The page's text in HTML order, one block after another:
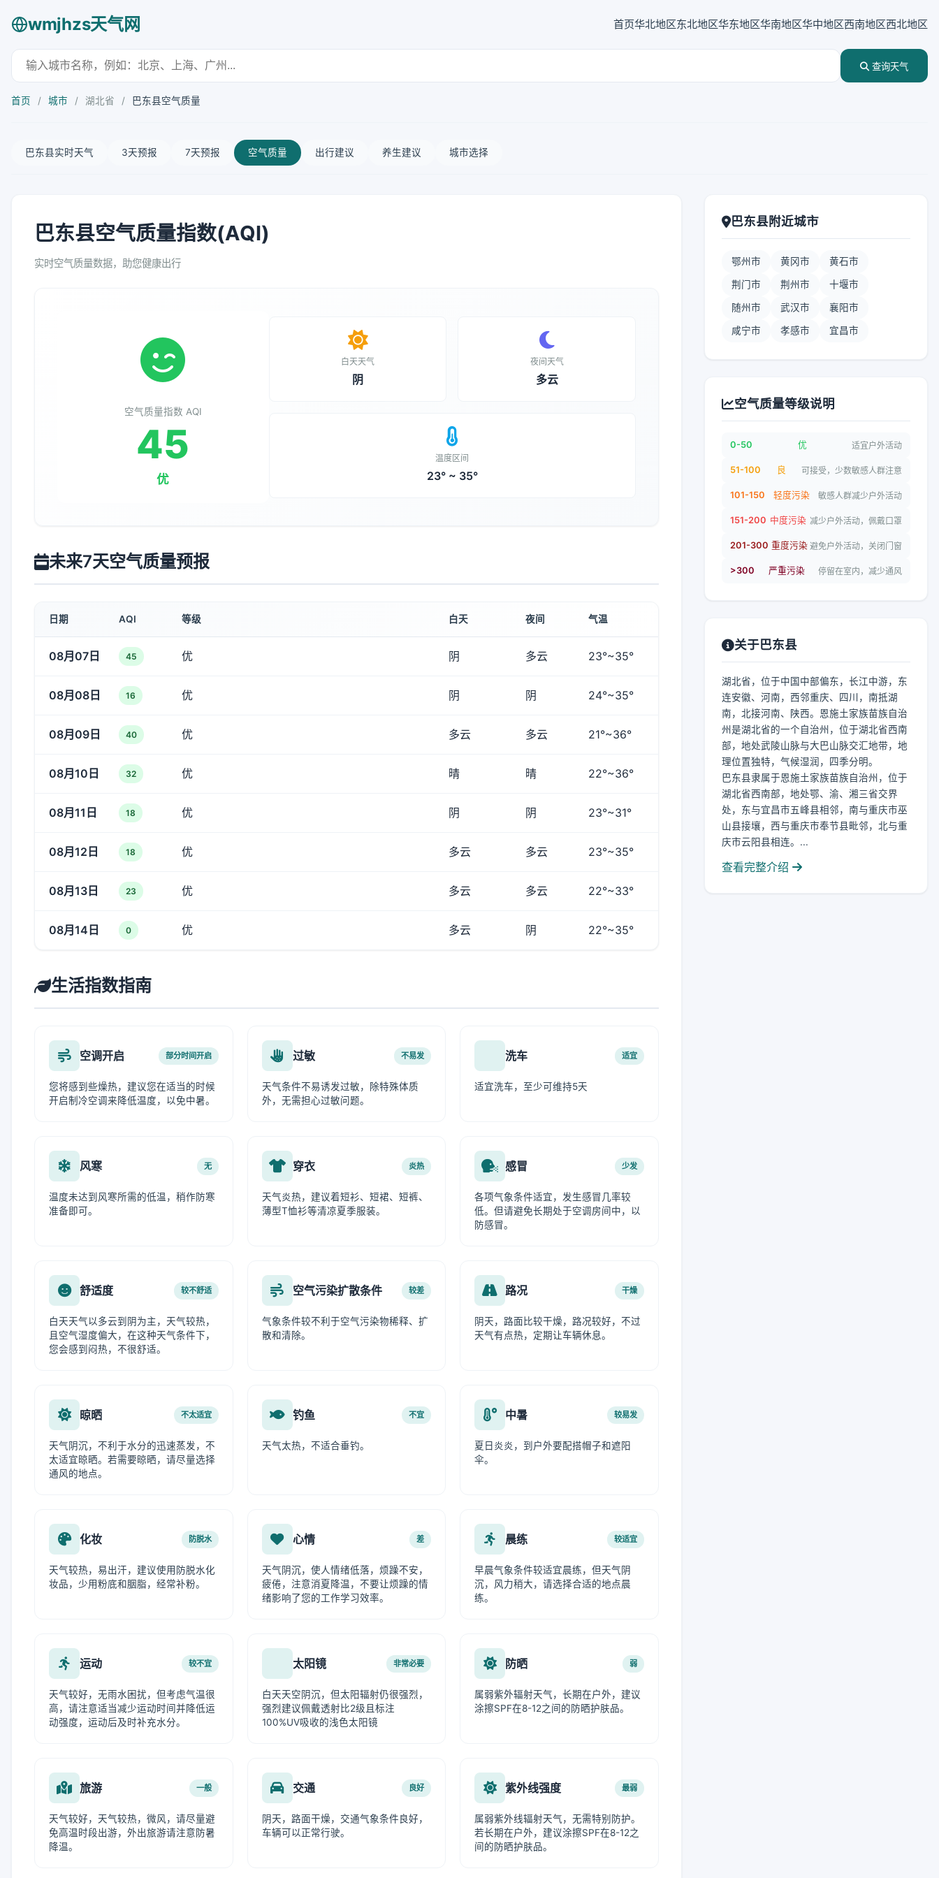
wmjhzs天气网 首页华北地区东北地区华东地区华南地区华中地区西南地区西北地区
查询天气
首页 / 城市 / 湖北省 / 巴东县空气质量
巴东县实时天气 3天预报 7天预报 空气质量 出行建议 养生建议 城市选择
巴东县空气质量指数(AQI)
实时空气质量数据，助您健康出行
空气质量指数 AQI
45
优
白天天气
阴
夜间天气
多云
温度区间
23° ~ 35°
未来7天空气质量预报
日期 AQI 等级 白天 夜间 气温
08月07日 45 优 阴 多云 23°~35°
08月08日 16 优 阴 阴 24°~35°
08月09日 40 优 多云 多云 21°~36°
08月10日 32 优 晴 晴 22°~36°
08月11日 18 优 阴 阴 23°~31°
08月12日 18 优 多云 多云 23°~35°
08月13日 23 优 多云 多云 22°~33°
08月14日 0 优 多云 阴 22°~35°
生活指数指南
空调开启 部分时间开启
您将感到些燥热，建议您在适当的时候
开启制冷空调来降低温度，以免中暑。
过敏 不易发
天气条件不易诱发过敏，除特殊体质
外，无需担心过敏问题。
洗车 适宜
适宜洗车，至少可维持5天
风寒 无
温度未达到风寒所需的低温，稍作防寒
准备即可。
穿衣 炎热
天气炎热，建议着短衫、短裙、短裤、
薄型T恤衫等清凉夏季服装。
感冒 少发
各项气象条件适宜，发生感冒几率较
低。但请避免长期处于空调房间中，以
防感冒。
舒适度 较不舒适
白天天气以多云到阴为主，天气较热，
且空气湿度偏大，在这种天气条件下，
您会感到闷热，不很舒适。
空气污染扩散条件 较差
气象条件较不利于空气污染物稀释、扩
散和清除。
路况 干燥
阴天，路面比较干燥，路况较好，不过
天气有点热，定期让车辆休息。
晾晒 不太适宜
天气阴沉，不利于水分的迅速蒸发，不
太适宜晾晒。若需要晾晒，请尽量选择
通风的地点。
钓鱼 不宜
天气太热，不适合垂钓。
中暑 较易发
夏日炎炎，到户外要配搭帽子和遮阳
伞。
化妆 防脱水
天气较热，易出汗，建议使用防脱水化
妆品，少用粉底和胭脂，经常补粉。
心情 差
天气阴沉，使人情绪低落，烦躁不安，
疲倦，注意消夏降温，不要让烦躁的情
绪影响了您的工作学习效率。
晨练 较适宜
早晨气象条件较适宜晨练，但天气阴
沉，风力稍大，请选择合适的地点晨
练。
运动 较不宜
天气较好，无雨水困扰，但考虑气温很
高，请注意适当减少运动时间并降低运
动强度，运动后及时补充水分。
太阳镜 非常必要
白天天空阴沉，但太阳辐射仍很强烈，
强烈建议佩戴透射比2级且标注
100%UV吸收的浅色太阳镜
防晒 弱
属弱紫外辐射天气，长期在户外，建议
涂擦SPF在8-12之间的防晒护肤品。
旅游 一般
天气较好，天气较热，微风，请尽量避
免高温时段出游，外出旅游请注意防暑
降温。
交通 良好
阴天，路面干燥，交通气象条件良好，
车辆可以正常行驶。
紫外线强度 最弱
属弱紫外线辐射天气，无需特别防护。
若长期在户外，建议涂擦SPF在8-12之
间的防晒护肤品。
巴东县附近城市
鄂州市 黄冈市 黄石市
荆门市 荆州市 十堰市
随州市 武汉市 襄阳市
咸宁市 孝感市 宜昌市
空气质量等级说明
0-50 优 适宜户外活动
51-100 良 可接受，少数敏感人群注意
101-150 轻度污染 敏感人群减少户外活动
151-200 中度污染 减少户外活动，佩戴口罩
201-300 重度污染 避免户外活动，关闭门窗
>300 严重污染 停留在室内，减少通风
关于巴东县
湖北省，位于中国中部偏东，长江中游，东
连安徽、河南，西邻重庆、四川，南抵湖
南，北接河南、陕西。恩施土家族苗族自治
州是湖北省的一个自治州，位于湖北省西南
部，地处武陵山脉与大巴山脉交汇地带，地
理位置独特，气候湿润，四季分明。
巴东县隶属于恩施土家族苗族自治州，位于
湖北省西南部，地处鄂、渝、湘三省交界
处，东与宜昌市五峰县相邻，南与重庆市巫
山县接壤，西与重庆市奉节县毗邻，北与重
庆市云阳县相连。...
查看完整介绍